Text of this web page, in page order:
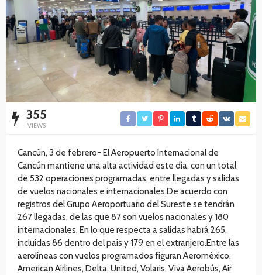
355
VIEWS
Cancún, 3 de febrero- El Aeropuerto Internacional de
Cancún mantiene una alta actividad este día, con un total
de 532 operaciones programadas, entre llegadas y salidas
de vuelos nacionales e internacionales.De acuerdo con
registros del Grupo Aeroportuario del Sureste se tendrán
267 llegadas, de las que 87 son vuelos nacionales y 180
internacionales. En lo que respecta a salidas habrá 265,
incluidas 86 dentro del país y 179 en el extranjero.Entre las
aerolíneas con vuelos programados figuran Aeroméxico,
American Airlines, Delta, United, Volaris, Viva Aerobús, Air